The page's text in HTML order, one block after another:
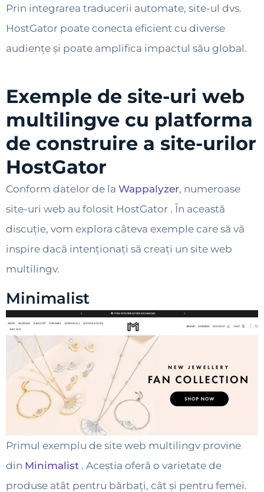
Prin integrarea traducerii automate, site-ul dvs.
HostGator poate conecta eficient cu diverse
audiențe și poate amplifica impactul său global.
Exemple de site-uri web
multilingve cu platforma
de construire a site-urilor
HostGator
Conform datelor de la Wappalyzer, numeroase
site-uri web au folosit HostGator . În această
discuție, vom explora câteva exemple care să vă
inspire dacă intenționați să creați un site web
multilingv.
Minimalist
Primul exemplu de site web multilingv provine
din Minimalist . Aceștia oferă o varietate de
produse atât pentru bărbați, cât și pentru femei.